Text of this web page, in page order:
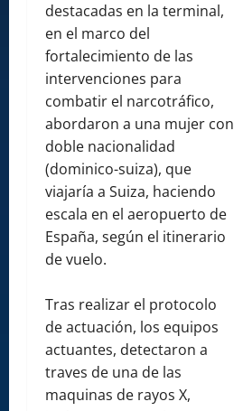
destacadas en la terminal,
en el marco del
fortalecimiento de las
intervenciones para
combatir el narcotráfico,
abordaron a una mujer con
doble nacionalidad
(dominico-suiza), que
viajaría a Suiza, haciendo
escala en el aeropuerto de
España, según el itinerario
de vuelo.
Tras realizar el protocolo
de actuación, los equipos
actuantes, detectaron a
traves de una de las
maquinas de rayos X,